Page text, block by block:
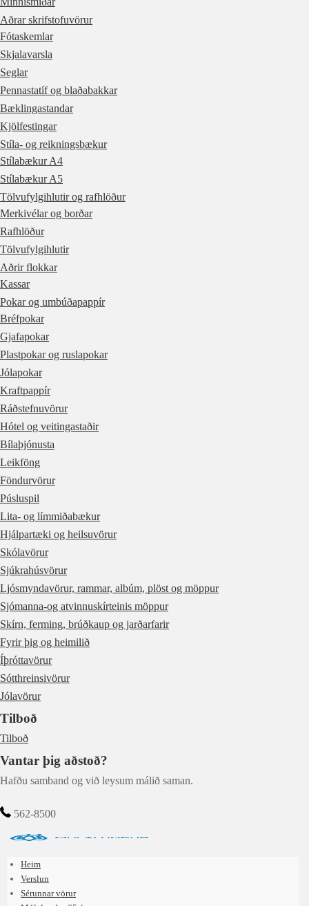
Aðrar skrifstofuvörur
Fótaskemlar
Skjalavarsla
Seglar
Pennastatíf og blaðabakkar
Bæklingastandar
Kjölfestingar
Stíla- og reikningsbækur
Stílabækur A4
Stílabækur A5
Tölvufylgihlutir og rafhlöður
Merkivélar og borðar
Rafhlöður
Tölvufylgihlutir
Aðrir flokkar
Kassar
Pokar og umbúðapappír
Bréfpokar
Gjafapokar
Plastpokar og ruslapokar
Jólapokar
Kraftpappír
Ráðstefnuvörur
Hótel og veitingastaðir
Bílaþjónusta
Leikföng
Föndurvörur
Púsluspil
Lita- og límmiðabækur
Hjálpartæki og heilsuvörur
Skólavörur
Sjúkrahúsvörur
Ljósmyndavörur, rammar, albúm, plöst og möppur
Sjómanna-og atvinnuskírteinis möppur
Skírn, ferming, brúðkaup og jarðarfarir
Fyrir þig og heimilið
Íþróttavörur
Sótthreinsivörur
Jólavörur
Tilboð
Tilboð
Vantar þig aðstoð?
Hafðu samband og við leysum málið saman.
562-8500
Heim
Verslun
Sérunnar vörur